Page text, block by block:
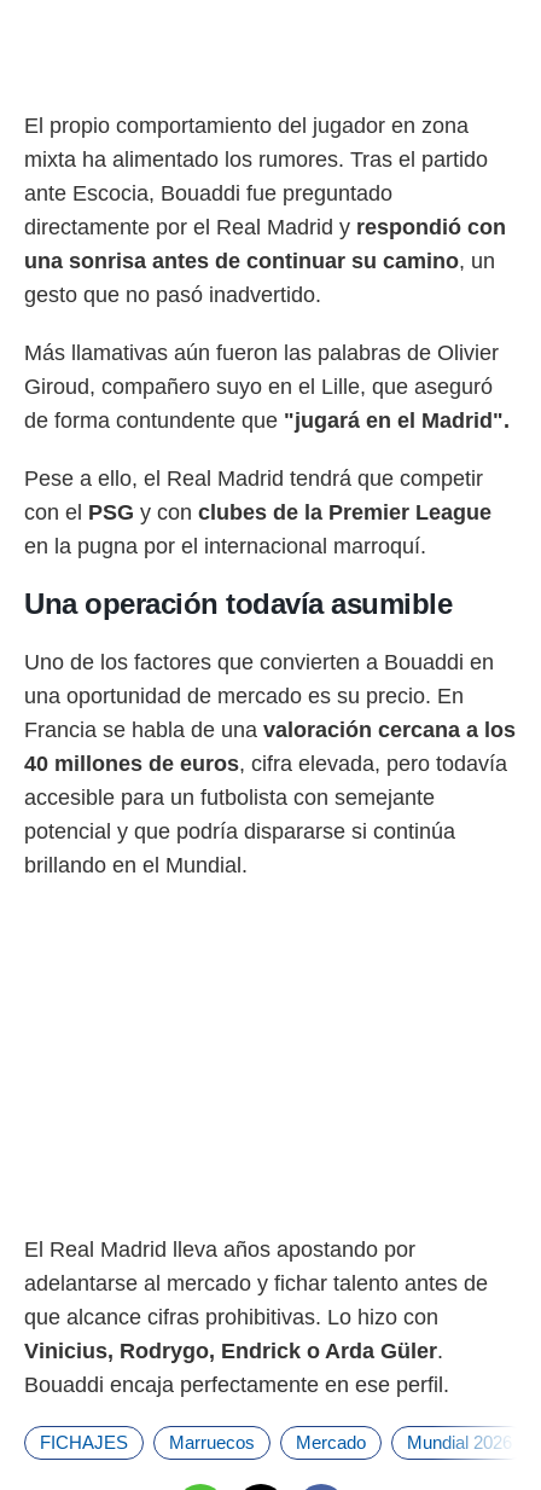
El propio comportamiento del jugador en zona
mixta ha alimentado los rumores. Tras el partido
ante Escocia, Bouaddi fue preguntado
directamente por el Real Madrid y respondió con
una sonrisa antes de continuar su camino, un
gesto que no pasó inadvertido.
Más llamativas aún fueron las palabras de Olivier
Giroud, compañero suyo en el Lille, que aseguró
de forma contundente que "jugará en el Madrid".
Pese a ello, el Real Madrid tendrá que competir
con el PSG y con clubes de la Premier League
en la pugna por el internacional marroquí.
Una operación todavía asumible
Uno de los factores que convierten a Bouaddi en
una oportunidad de mercado es su precio. En
Francia se habla de una valoración cercana a los
40 millones de euros, cifra elevada, pero todavía
accesible para un futbolista con semejante
potencial y que podría dispararse si continúa
brillando en el Mundial.
El Real Madrid lleva años apostando por
adelantarse al mercado y fichar talento antes de
que alcance cifras prohibitivas. Lo hizo con
Vinicius, Rodrygo, Endrick o Arda Güler.
Bouaddi encaja perfectamente en ese perfil.
FICHAJES Marruecos Mercado Mundial 2026